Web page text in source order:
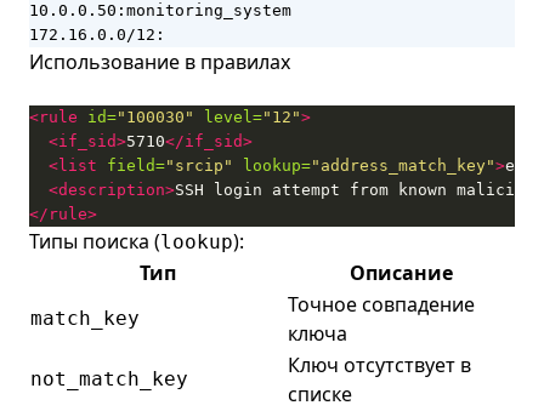
10.0.0.50:monitoring_system
172.16.0.0/12:
Использование в правилах
<rule id="100030" level="12">
<if_sid>5710</if_sid>
<list
field="srcip" lookup="address_match_key">
<description>SSH login attempt from known
</rule>
Типы поиска (lookup):
Тип
Описание
match_key
Точное совпадение
ключа
not_match_key
Ключ отсутствует в
списке